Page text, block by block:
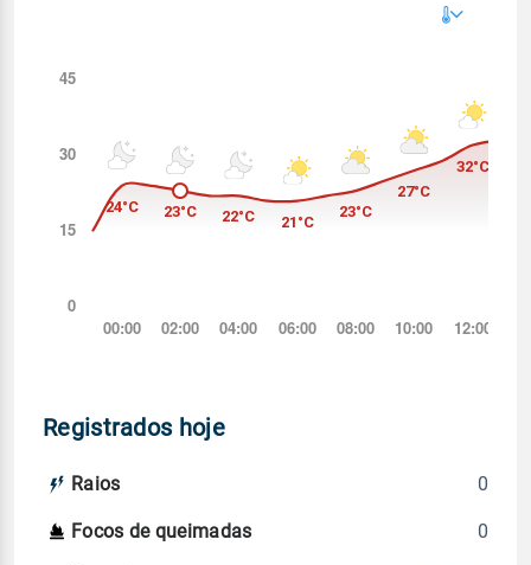
Registrados hoje
Raios 0
Focos de queimadas 0